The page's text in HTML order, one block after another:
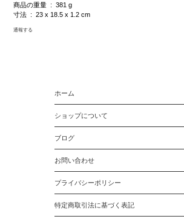
商品の重量 ‏ : ‎ 381 g
寸法 ‏ : ‎ 23 x 18.5 x 1.2 cm
通報する
ホーム
ショップについて
ブログ
お問い合わせ
プライバシーポリシー
特定商取引法に基づく表記